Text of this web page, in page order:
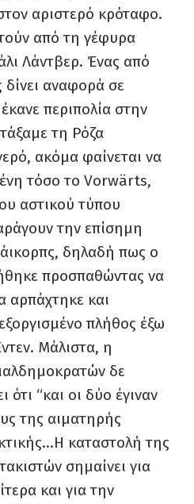
αριστερό κρόταφο.
από τη γέφυρα
Λάντβερ. Ένας από
αναφορά σε
περιπολία στην
τη Ρόζα
ακόμα φαίνεται να
τόσο το Vorwärts,
αστικού τύπου
την επίσημη
δηλαδή πως ο
προσπαθώντας να
αρπάχτηκε και
πλήθος έξω
Μάλιστα, η
δε
ότι “και οι δύο έγιναν
της αιματηρής
καταστολή της
σημαίνει για
και για την